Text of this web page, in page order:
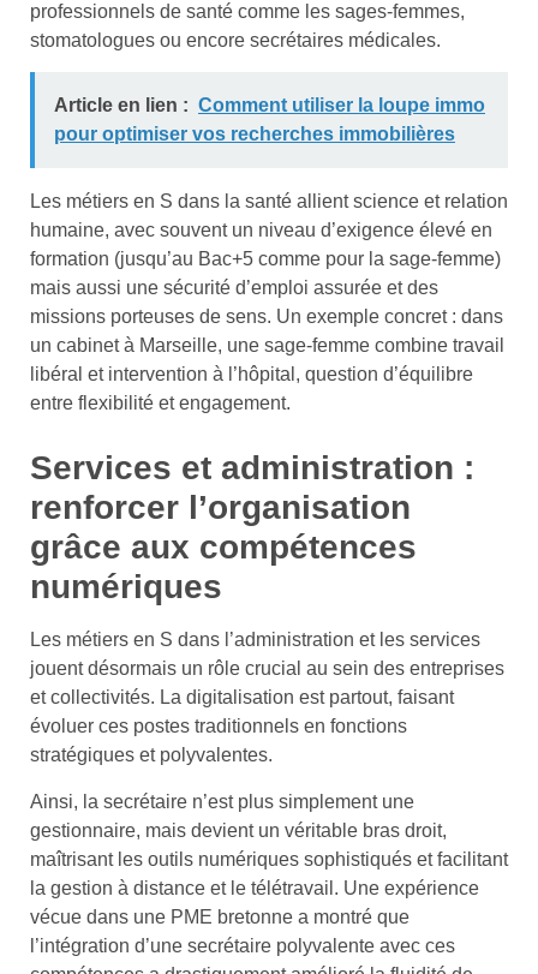
professionnels de santé comme les sages-femmes,
stomatologues ou encore secrétaires médicales.
Article en lien : Comment utiliser la loupe immo
pour optimiser vos recherches immobilières
Les métiers en S dans la santé allient science et relation
humaine, avec souvent un niveau d’exigence élevé en
formation (jusqu’au Bac+5 comme pour la sage-femme)
mais aussi une sécurité d’emploi assurée et des
missions porteuses de sens. Un exemple concret : dans
un cabinet à Marseille, une sage-femme combine travail
libéral et intervention à l’hôpital, question d’équilibre
entre flexibilité et engagement.
Services et administration :
renforcer l’organisation
grâce aux compétences
numériques
Les métiers en S dans l’administration et les services
jouent désormais un rôle crucial au sein des entreprises
et collectivités. La digitalisation est partout, faisant
évoluer ces postes traditionnels en fonctions
stratégiques et polyvalentes.
Ainsi, la secrétaire n’est plus simplement une
gestionnaire, mais devient un véritable bras droit,
maîtrisant les outils numériques sophistiqués et facilitant
la gestion à distance et le télétravail. Une expérience
vécue dans une PME bretonne a montré que
l’intégration d’une secrétaire polyvalente avec ces